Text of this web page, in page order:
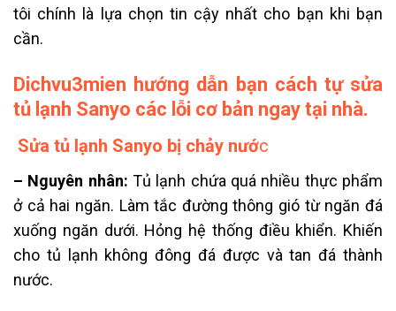
tôi chính là lựa chọn tin cậy nhất cho bạn khi bạn
cần.
Dichvu3mien hướng dẫn bạn cách tự sửa
tủ lạnh Sanyo các lỗi cơ bản ngay tại nhà.
Sửa tủ lạnh Sanyo bị chảy nước
– Nguyên nhân: Tủ lạnh chứa quá nhiều thực phẩm
ở cả hai ngăn. Làm tắc đường thông gió từ ngăn đá
xuống ngăn dưới. Hỏng hệ thống điều khiển. Khiến
cho tủ lạnh không đông đá được và tan đá thành
nước.